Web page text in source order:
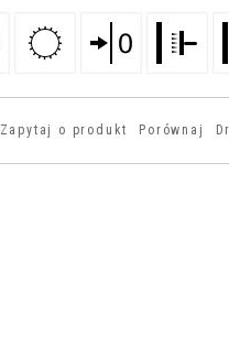
Zapytaj o produkt Porównaj